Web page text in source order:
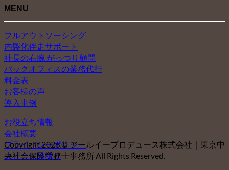
MENU
フルアウトソーシング
内製化伴走サポート
社長の右腕 がっつり顧問
バックオフィスの業務代行
料金表
お客様の声
導入事例
お役立ち情報
会社概要
プライバシーポリシー
スピード見積り
Copyright 2026 © アールイープロデュース株式会社｜東京中
央社会保険労務士事務所 All Rights Reserved.